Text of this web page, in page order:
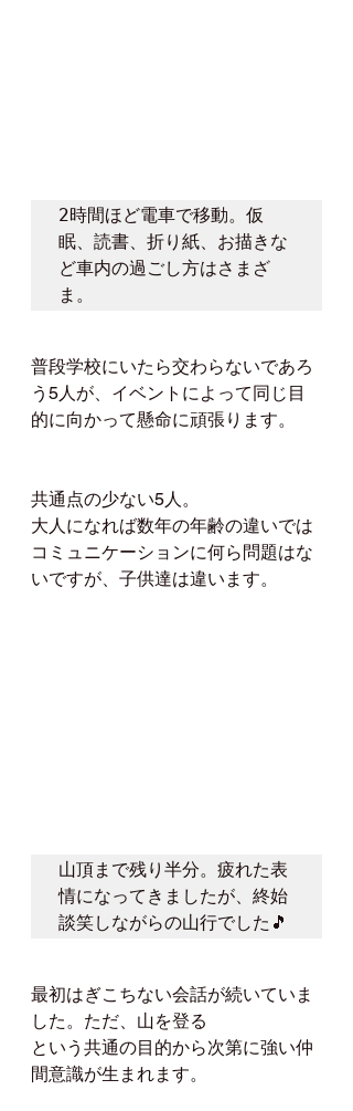
2時間ほど電車で移動。仮
眠、読書、折り紙、お描きな
ど車内の過ごし方はさまざ
ま。
普段学校にいたら交わらないであろ
う5人が、イベントによって同じ目
的に向かって懸命に頑張ります。
共通点の少ない5人。
大人になれば数年の年齢の違いでは
コミュニケーションに何ら問題はな
いですが、子供達は違います。
山頂まで残り半分。疲れた表
情になってきましたが、終始
談笑しながらの山行でした🎵
最初はぎこちない会話が続いていま
した。ただ、山を登る
という共通の目的から次第に強い仲
間意識が生まれます。